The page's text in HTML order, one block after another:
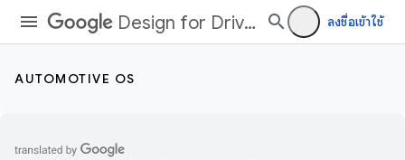
Design for Driving ลงชื่อเข้าใช้
AUTOMOTIVE OS